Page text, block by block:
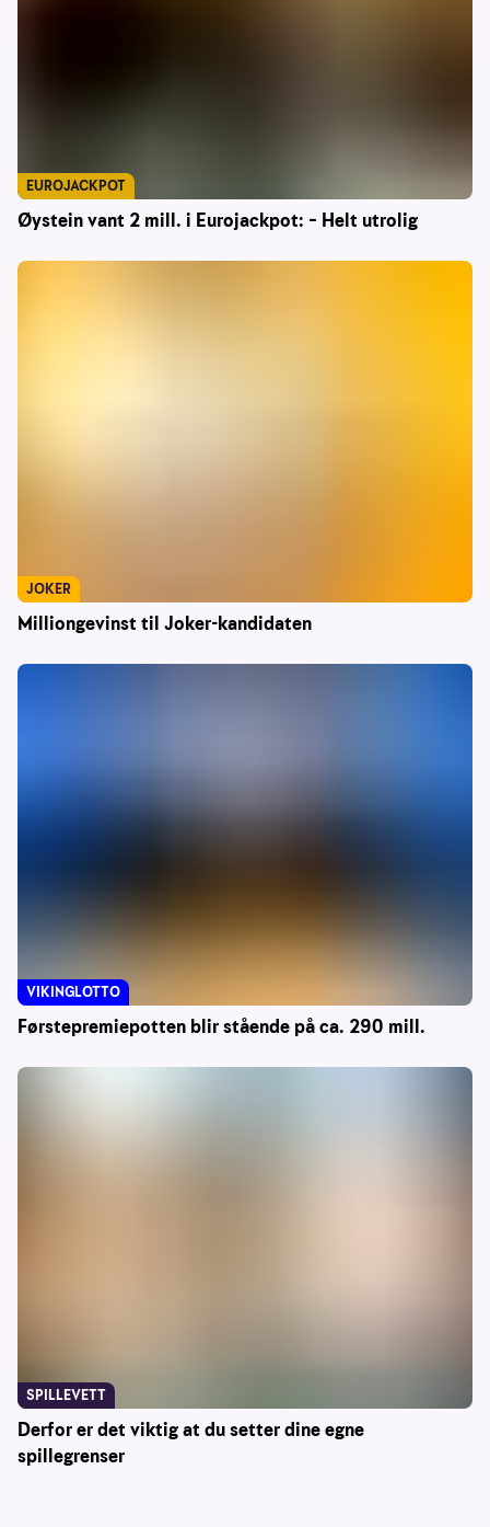
Øystein vant 2 mill. i Eurojackpot: – Helt utrolig
EUROJACKPOT
Milliongevinst til Joker-kandidaten
JOKER
Førstepremiepotten blir stående på ca. 290 mill.
VIKINGLOTTO
Derfor er det viktig at du setter dine egne
spillegrenser
SPILLEVETT